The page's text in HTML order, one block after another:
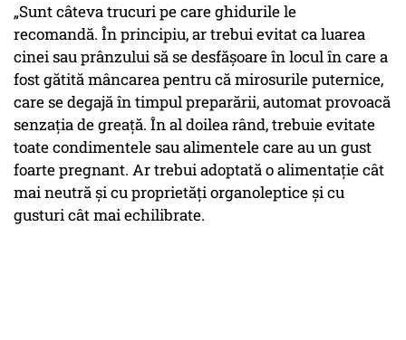
„Sunt câteva trucuri pe care ghidurile le
recomandă. În principiu, ar trebui evitat ca luarea
cinei sau prânzului să se desfășoare în locul în care a
fost gătită mâncarea pentru că mirosurile puternice,
care se degajă în timpul preparării, automat provoacă
senzația de greață. În al doilea rând, trebuie evitate
toate condimentele sau alimentele care au un gust
foarte pregnant. Ar trebui adoptată o alimentație cât
mai neutră și cu proprietăți organoleptice și cu
gusturi cât mai echilibrate.